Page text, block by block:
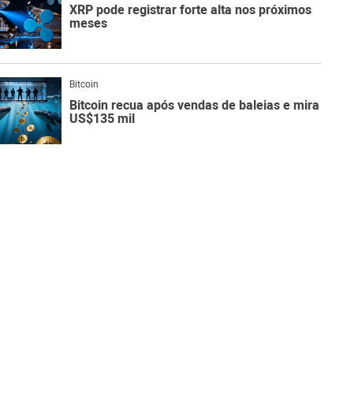
XRP pode registrar forte alta nos próximos
meses
Bitcoin
Bitcoin recua após vendas de baleias e mira
US$135 mil